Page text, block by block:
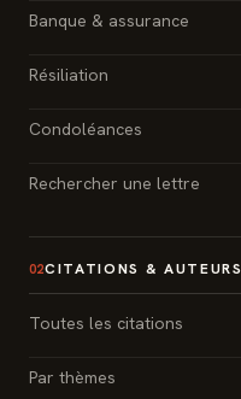
Banque & assurance
Résiliation
Condoléances
Rechercher une lettre
02CITATIONS & AUTEURS
Toutes les citations
Par thèmes